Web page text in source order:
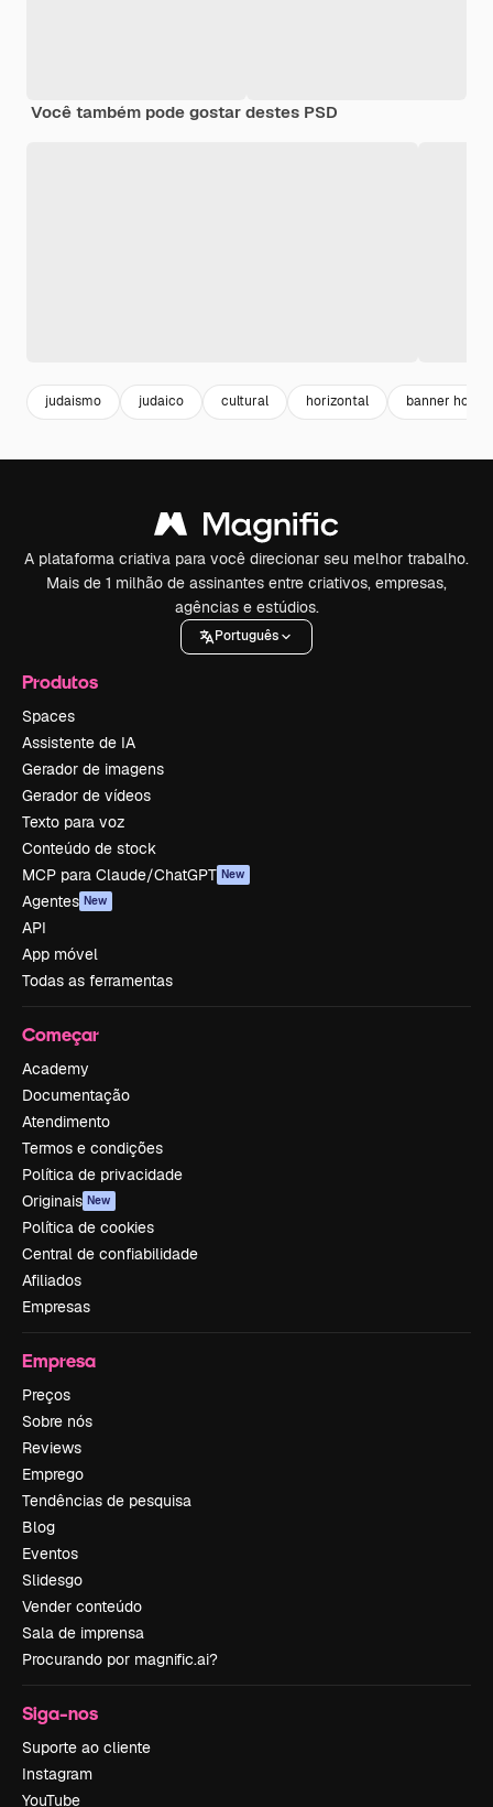
Você também pode gostar destes PSD
judaismo judaico cultural horizontal banner
A plataforma criativa para você direcionar seu melhor trabalho.
Mais de 1 milhão de assinantes entre criativos, empresas,
agências e estúdios.
Português
Produtos
Spaces
Assistente de IA
Gerador de imagens
Gerador de vídeos
Texto para voz
Conteúdo de stock
MCP para Claude/ChatGPT New
Agentes New
API
App móvel
Todas as ferramentas
Começar
Academy
Documentação
Atendimento
Termos e condições
Política de privacidade
Originais New
Política de cookies
Central de confiabilidade
Afiliados
Empresas
Empresa
Preços
Sobre nós
Reviews
Emprego
Tendências de pesquisa
Blog
Eventos
Slidesgo
Vender conteúdo
Sala de imprensa
Procurando por magnific.ai?
Siga-nos
Suporte ao cliente
Instagram
YouTube